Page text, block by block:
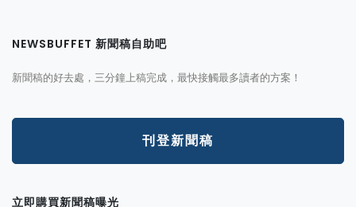
NEWSBUFFET 新聞稿自助吧
新聞稿的好去處，三分鐘上稿完成，最快接觸最多讀者的方案！
刊登新聞稿
立即購買新聞稿曝光